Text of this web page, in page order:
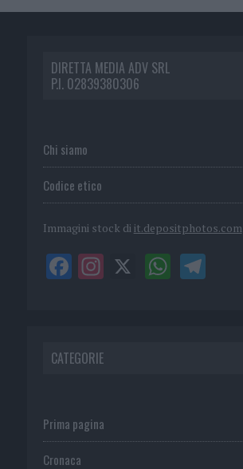
DIRETTA MEDIA ADV SRL
P.I. 02839380306
Chi siamo
Codice etico
Immagini stock di it.depositphotos.com
CATEGORIE
Prima pagina
Cronaca